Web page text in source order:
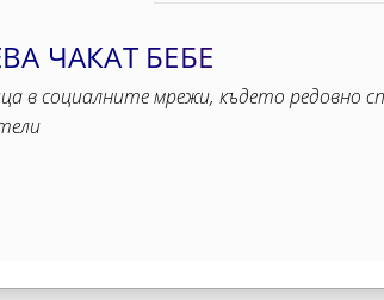
ЧАКАТ БЕБЕ
в социалните мрежи, където редовно